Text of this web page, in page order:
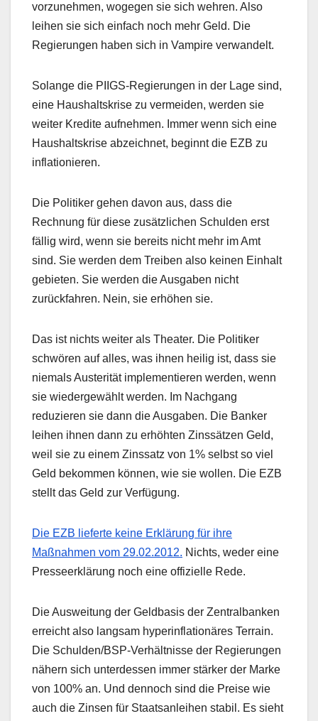
vorzunehmen, wogegen sie sich wehren. Also
leihen sie sich einfach noch mehr Geld. Die
Regierungen haben sich in Vampire verwandelt.
Solange die PIIGS-Regierungen in der Lage sind,
eine Haushaltskrise zu vermeiden, werden sie
weiter Kredite aufnehmen. Immer wenn sich eine
Haushaltskrise abzeichnet, beginnt die EZB zu
inflationieren.
Die Politiker gehen davon aus, dass die
Rechnung für diese zusätzlichen Schulden erst
fällig wird, wenn sie bereits nicht mehr im Amt
sind. Sie werden dem Treiben also keinen Einhalt
gebieten. Sie werden die Ausgaben nicht
zurückfahren. Nein, sie erhöhen sie.
Das ist nichts weiter als Theater. Die Politiker
schwören auf alles, was ihnen heilig ist, dass sie
niemals Austerität implementieren werden, wenn
sie wiedergewählt werden. Im Nachgang
reduzieren sie dann die Ausgaben. Die Banker
leihen ihnen dann zu erhöhten Zinssätzen Geld,
weil sie zu einem Zinssatz von 1% selbst so viel
Geld bekommen können, wie sie wollen. Die EZB
stellt das Geld zur Verfügung.
Die EZB lieferte keine Erklärung für ihre
Maßnahmen vom 29.02.2012. Nichts, weder eine
Presseerklärung noch eine offizielle Rede.
Die Ausweitung der Geldbasis der Zentralbanken
erreicht also langsam hyperinflationäres Terrain.
Die Schulden/BSP-Verhältnisse der Regierungen
nähern sich unterdessen immer stärker der Marke
von 100% an. Und dennoch sind die Preise wie
auch die Zinsen für Staatsanleihen stabil. Es sieht